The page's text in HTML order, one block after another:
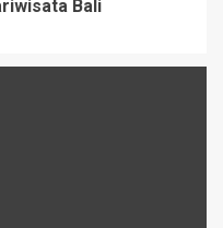
Bali